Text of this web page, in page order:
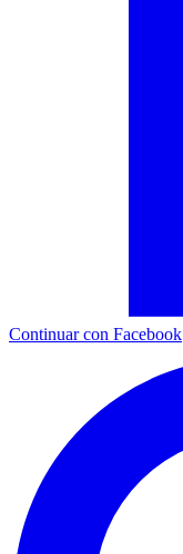
Continuar con Facebook